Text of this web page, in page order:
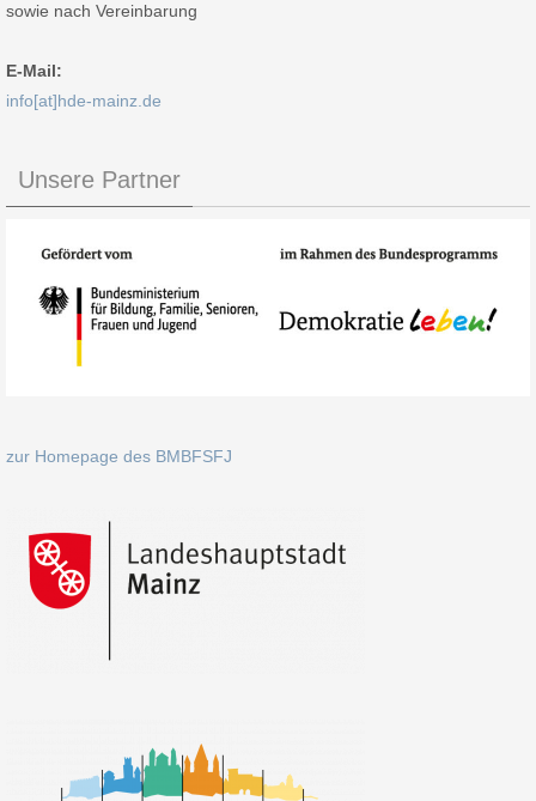
sowie nach Vereinbarung
E-Mail:
info[at]hde-mainz.de
Unsere Partner
zur Homepage des BMBFSFJ